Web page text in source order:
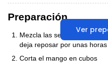
Ver
Preparación
Mezcla las semillas de chía
deja reposar por unas horas
Corta el mango en cubos